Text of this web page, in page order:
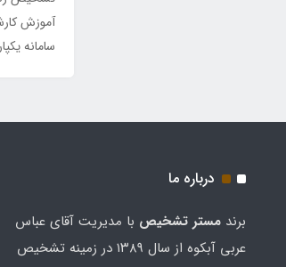
آموزش
سامانه
درباره ما
برند مستر تشخيص با مدیریت آقای عباس
عربی آبکوه از سال ۱۳۸۹ در زمینه تشخیص